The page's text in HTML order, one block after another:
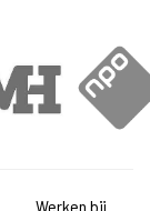
Werken bij